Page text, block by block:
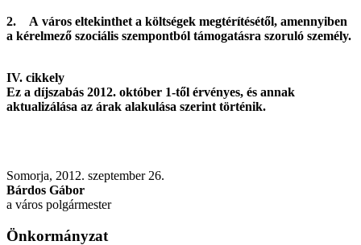
2. A város eltekinthet a költségek megtérítésétől, amennyiben
a kérelmező szociális szempontból támogatásra szoruló személy.
IV. cikkely
Ez a díjszabás 2012. október 1-től érvényes, és annak
aktualizálása az árak alakulása szerint történik.
Somorja, 2012. szeptember 26.
Bárdos Gábor
a város polgármester
Önkormányzat